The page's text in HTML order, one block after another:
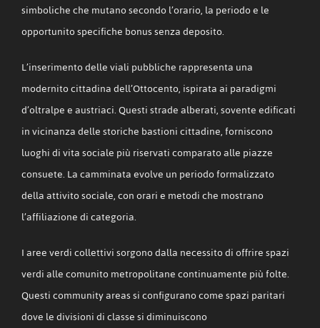
simboliche che mutano secondo l’orario, la periodo e le
opportunito specifiche bonus senza deposito.
L’inserimento delle viali pubbliche rappresenta una
modernito cittadina dell’Ottocento, ispirata ai paradigmi
d’oltralpe e austriaci. Questi strade alberati, sovente edificati
in vicinanza delle storiche bastioni cittadine, forniscono
luoghi di vita sociale più riservati comparato alle piazze
consuete. La camminata evolve un periodo formalizzato
della attivito sociale, con orari e metodi che mostrano
l’affiliazione di categoria.
I aree verdi collettivi sorgono dalla necessito di offrire spazi
verdi alle comunito metropolitane continuamente più folte.
Questi community areas si configurano come spazi paritari
dove le divisioni di classe si diminuiscono